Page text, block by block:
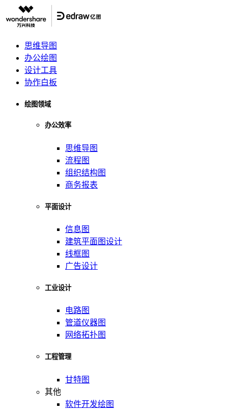
思维导图
办公绘图
设计工具
协作白板
绘图领域
办公效率
思维导图
流程图
组织结构图
商务报表
平面设计
信息图
建筑平面图设计
线框图
广告设计
工业设计
电路图
管道仪器图
网络拓扑图
工程管理
甘特图
其他
软件开发绘图